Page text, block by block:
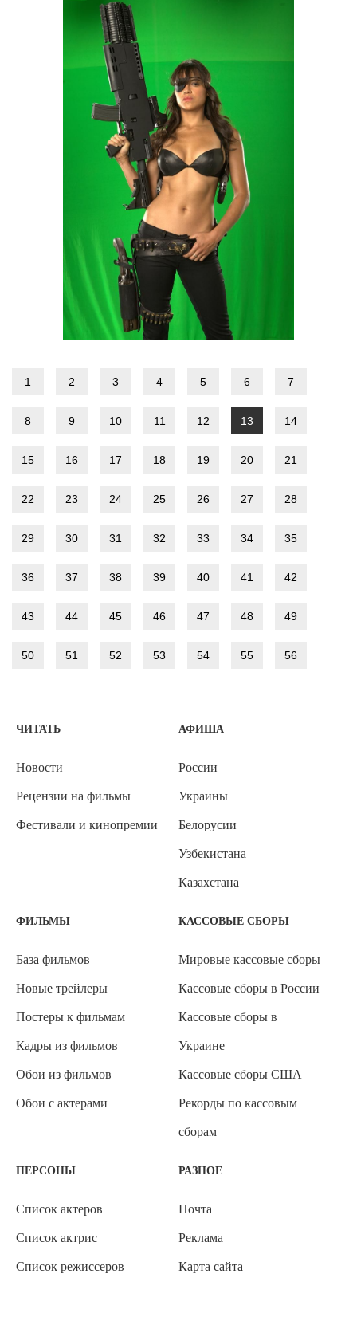
1 2 3 4 5 6 7
8 9 10 11 12 13 14
15 16 17 18 19 20 21
22 23 24 25 26 27 28
29 30 31 32 33 34 35
36 37 38 39 40 41 42
43 44 45 46 47 48 49
50 51 52 53 54 55 56
ЧИТАТЬ
Новости
Рецензии на фильмы
Фестивали и кинопремии
АФИША
России
Украины
Белорусии
Узбекистана
Казахстана
ФИЛЬМЫ
База фильмов
Новые трейлеры
Постеры к фильмам
Кадры из фильмов
Обои из фильмов
Обои с актерами
КАССОВЫЕ СБОРЫ
Мировые кассовые сборы
Кассовые сборы в России
Кассовые сборы в
Украине
Кассовые сборы США
Рекорды по кассовым
сборам
ПЕРСОНЫ
Список актеров
Список актрис
Список режиссеров
РАЗНОЕ
Почта
Реклама
Карта сайта